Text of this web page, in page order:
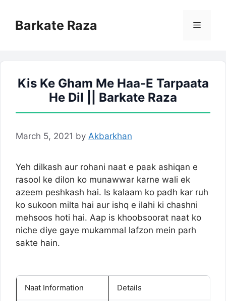
contentBarkate Raza Menu
Kis Ke Gham Me Haa-E Tarpaata
He Dil || Barkate Raza
March 5, 2021 by Akbarkhan
Yeh dilkash aur rohani naat e paak ashiqan e
rasool ke dilon ko munawwar karne wali ek
azeem peshkash hai. Is kalaam ko padh kar ruh
ko sukoon milta hai aur ishq e ilahi ki chashni
mehsoos hoti hai. Aap is khoobsoorat naat ko
niche diye gaye mukammal lafzon mein parh
sakte hain.
Naat Information Details